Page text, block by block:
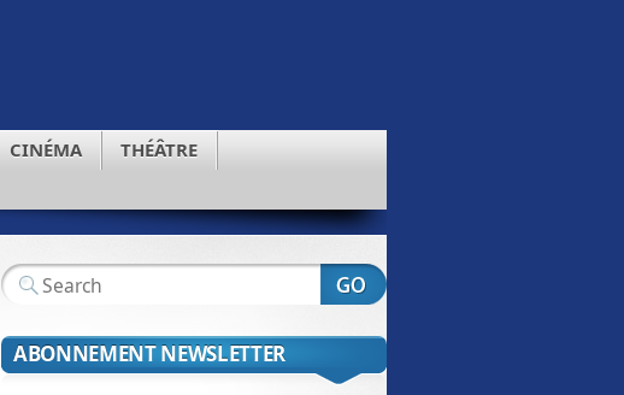
CINÉMA
THÉÂTRE
ABONNEMENT NEWSLETTER